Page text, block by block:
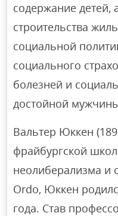
содержание детей,
строительства
социальной
социального
болезней и
достойной
Вальтер Юккен
фрайбургской
неолиберализма и
Ordo, Юккен
года. Став